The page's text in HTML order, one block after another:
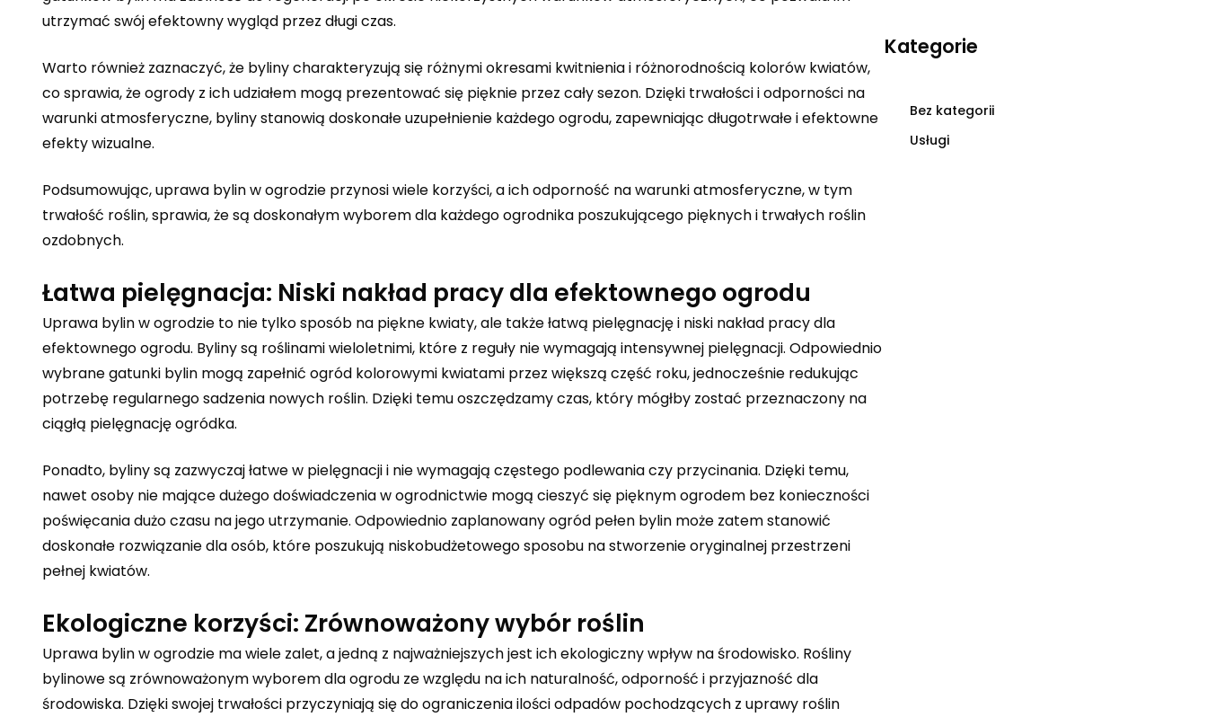
utrzymać swój efektowny wygląd przez długi czas.
Warto również zaznaczyć, że byliny charakteryzują się różnymi okresami kwitnienia i różnorodnością kolorów kwiatów,
co sprawia, że ogrody z ich udziałem mogą prezentować się pięknie przez cały sezon. Dzięki trwałości i odporności na
warunki atmosferyczne, byliny stanowią doskonałe uzupełnienie każdego ogrodu, zapewniając długotrwałe i efektowne
efekty wizualne.
Podsumowując, uprawa bylin w ogrodzie przynosi wiele korzyści, a ich odporność na warunki atmosferyczne, w tym
trwałość roślin, sprawia, że są doskonałym wyborem dla każdego ogrodnika poszukującego pięknych i trwałych roślin
ozdobnych.
Łatwa pielęgnacja: Niski nakład pracy dla efektownego ogrodu
Uprawa bylin w ogrodzie to nie tylko sposób na piękne kwiaty, ale także łatwą pielęgnację i niski nakład pracy dla
efektownego ogrodu. Byliny są roślinami wieloletnimi, które z reguły nie wymagają intensywnej pielęgnacji. Odpowiednio
wybrane gatunki bylin mogą zapełnić ogród kolorowymi kwiatami przez większą część roku, jednocześnie redukując
potrzebę regularnego sadzenia nowych roślin. Dzięki temu oszczędzamy czas, który mógłby zostać przeznaczony na
ciągłą pielęgnację ogródka.
Ponadto, byliny są zazwyczaj łatwe w pielęgnacji i nie wymagają częstego podlewania czy przycinania. Dzięki temu,
nawet osoby nie mające dużego doświadczenia w ogrodnictwie mogą cieszyć się pięknym ogrodem bez konieczności
poświęcania dużo czasu na jego utrzymanie. Odpowiednio zaplanowany ogród pełen bylin może zatem stanowić
doskonałe rozwiązanie dla osób, które poszukują niskobudżetowego sposobu na stworzenie oryginalnej przestrzeni
pełnej kwiatów.
Ekologiczne korzyści: Zrównoważony wybór roślin
Uprawa bylin w ogrodzie ma wiele zalet, a jedną z najważniejszych jest ich ekologiczny wpływ na środowisko. Rośliny
bylinowe są zrównoważonym wyborem dla ogrodu ze względu na ich naturalność, odporność i przyjazność dla
środowiska. Dzięki swojej trwałości przyczyniają się do ograniczenia ilości odpadów pochodzących z uprawy roślin
Kategorie
Bez kategorii
Usługi